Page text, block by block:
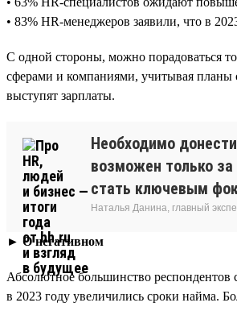
• 83% HR-менеджеров заявили, что в
С одной стороны, можно порадоваться
сферами и компаниями, учитывая планы
выступят зарплаты.
Необходимо
возможен только
стать ключевым
Наталья Данина, главный
► О негативном
Абсолютное большинство респондентов
в 2023 году увеличились сроки найма.